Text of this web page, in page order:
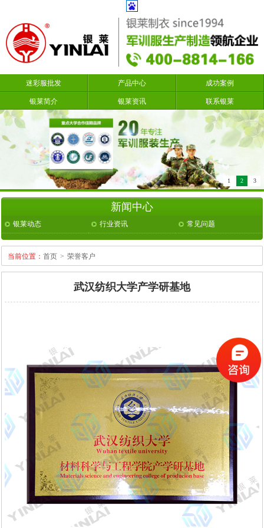
迷彩服批发 产品中心 成功案例
银莱简介 银莱资讯 联系银莱
1 2 3
新闻中心
银莱动态 行业资讯 常见问题
当前位置：首页 > 荣誉客户
武汉纺织大学产学研基地